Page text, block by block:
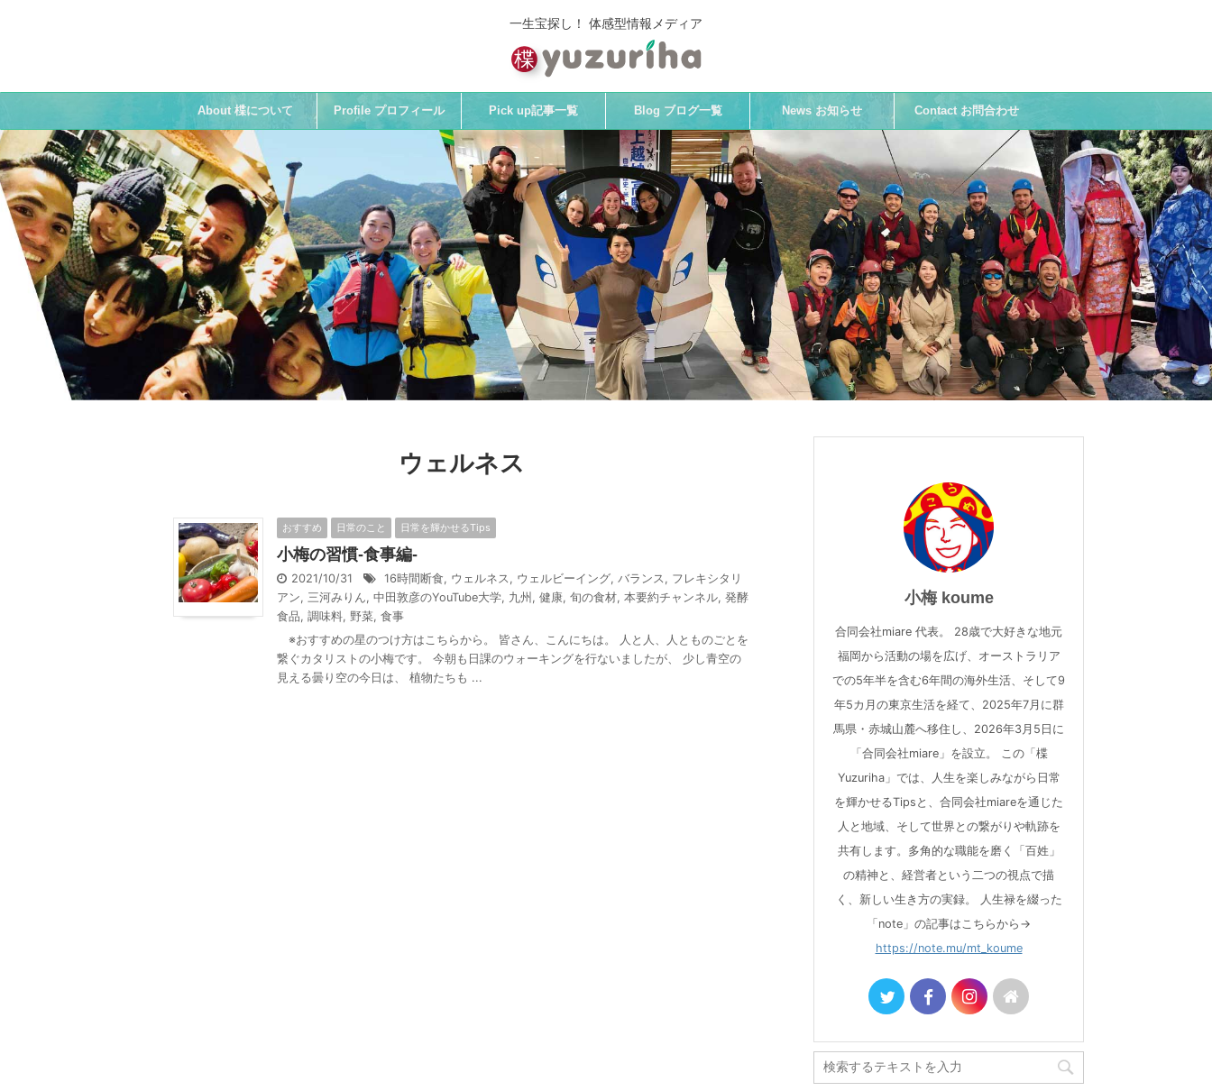
一生宝探し！ 体感型情報メディア
About 楪について Profile プロフィール Pick up記事一覧 Blog ブログ一覧 News お知らせ Contact お問合わせ
ウェルネス
おすすめ 日常のこと 日常を輝かせるTips
小梅の習慣-食事編-
2021/10/31 16時間断食, ウェルネス, ウェルビーイング, バランス, フレキシタリ
アン, 三河みりん, 中田敦彦のYouTube大学, 九州 , 健康, 旬の食材, 本要約チャンネル, 発酵
食品, 調味料, 野菜, 食事
※おすすめの星のつけ方はこちらから。 皆さん、こんにちは。 人と人、人とものごとを
繋ぐカタリストの小梅です。 今朝も日課のウォーキングを行ないましたが、 少し青空の
見える曇り空の今日は、 植物たちも ...
小梅 koume
合同会社miare 代表。 28歳で大好きな地元
福岡から活動の場を広げ、オーストラリア
での5年半を含む6年間の海外生活、そして9
年5カ月の東京生活を経て、2025年7月に群
馬県・赤城山麓へ移住し、2026年3月5日に
「合同会社miare」を設立。 この「楪
Yuzuriha」では、人生を楽しみながら日常
を輝かせるTipsと、合同会社miareを通じた
人と地域、そして世界との繋がりや軌跡を
共有します。多角的な職能を磨く「百姓」
の精神と、経営者という二つの視点で描
く、新しい生き方の実録。 人生禄を綴った
「note」の記事はこちらから→
https://note.mu/mt_koume